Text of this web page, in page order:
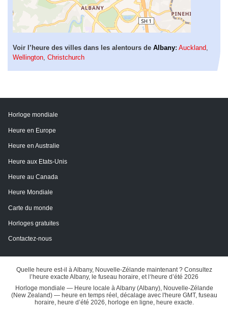
Voir l’heure des villes dans les alentours de Albany: Auckland
Wellington Christchurch
Horloge mondiale
Heure en Europe
Heure en Australie
Heure aux Etats-Unis
Heure au Canada
Heure Mondiale
Carte du monde
Horloges gratuites
Contactez-nous
Quelle heure est-il à Albany, Nouvelle-Zélande maintenant ? Consultez
l’heure exacte Albany, le fuseau horaire, et l‘heure d’été 2026
Horloge mondiale — Heure locale à Albany (Albany), Nouvelle-Zélande
(New Zealand) — heure en temps réel, décalage avec l'heure GMT, fuseau
horaire, heure d’été 2026, horloge en ligne, heure exacte.